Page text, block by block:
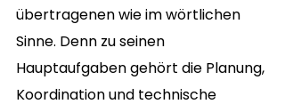
übertragenen wie im wörtlichen
Sinne. Denn zu seinen
Hauptaufgaben gehört die Planung,
Koordination und technische